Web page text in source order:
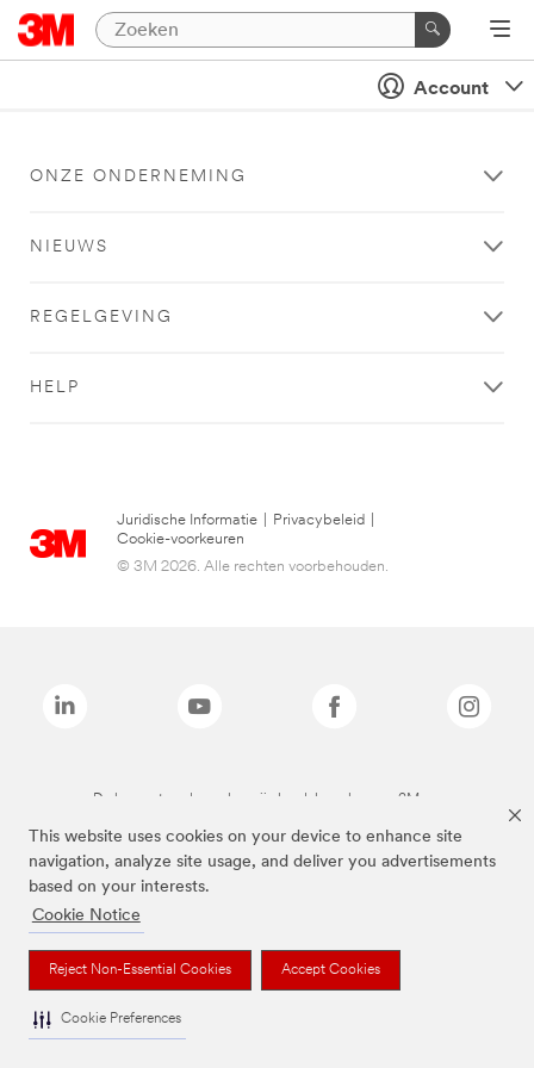
This website uses cookies on your device to enhance site
navigation, analyze site usage, and deliver you advertisements
based on your interests.
Cookie Notice
Reject Non-Essential Cookies Accept Cookies
Cookie Preferences
Account
ONZE ONDERNEMING
NIEUWS
REGELGEVING
HELP
Juridische Informatie Privacybeleid
Cookie-voorkeuren
© 3M 2026. Alle rechten voorbehouden.
De bovenstaande merken zijn handelsmerken van 3M.we